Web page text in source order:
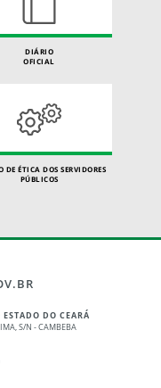
DIÁRIO
OFICIAL
DE ÉTICA DOS SERVIDORES
PÚBLICOS
DO CEARÁ
S/N - CAMBEBA